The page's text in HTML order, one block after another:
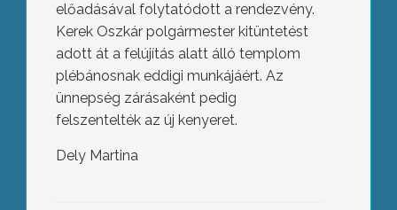
előadásával folytatódott a rendezvény.
Kerek Oszkár polgármester kitüntetést
adott át a felújítás alatt álló templom
plébánosnak eddigi munkájáért. Az
ünnepség zárásaként pedig
felszentelték az új kenyeret.
Dely Martina